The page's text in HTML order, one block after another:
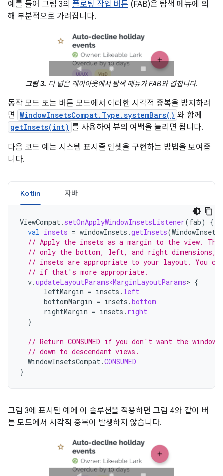
예를 들어 그림 3의 플로팅 작업 버튼 (FAB)은 탐색 메뉴에 의
해 부분적으로 가려집니다.
그림 3. 더 넓은 레이아웃에서 탐색 메뉴가 FAB와 겹칩니다.
동작 모드 또는 버튼 모드에서 이러한 시각적 중복을 방지하려
면 WindowInsetsCompat.Type.systemBars() 와 함께
getInsets(int) 를 사용하여 뷰의 여백을 늘리면 됩니다.
다음 코드 예는 시스템 표시줄 인셋을 구현하는 방법을 보여줍
니다.
Kotlin 자바
ViewCompat. setOnApplyWindowInsetsListener(fab) {
val insets = windowInsets .getInsets(
// Apply the insets as a margin to the view.
// only the bottom, left, and right dimensions,
// insets are appropriate to your layout. You
// if that's more appropriate.
v.updateLayoutParams<MarginLayoutParams> {
leftMargin = insets . left
bottomMargin = insets .bottom
rightMargin = insets . right
}
// Return CONSUMED if you don't want the
// down to descendant views.
WindowInsetsCompat.CONSUMED
}
그림 3에 표시된 예에 이 솔루션을 적용하면 그림 4와 같이 버
튼 모드에서 시각적 중복이 발생하지 않습니다.